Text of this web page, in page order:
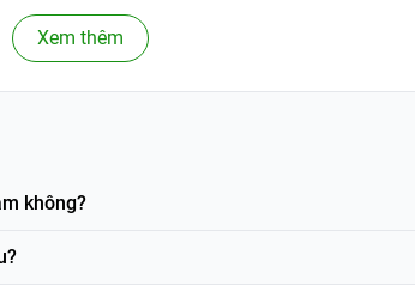
thiên nhiên
Xem thêm
không?